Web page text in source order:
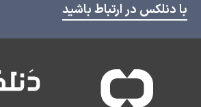
با دنلکس در ارتباط باشید